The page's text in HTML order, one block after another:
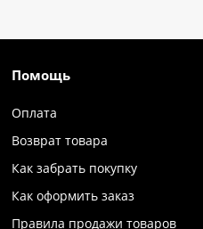
Помощь
Оплата
Возврат товара
Как забрать покупку
Как оформить заказ
Правила продажи товаров